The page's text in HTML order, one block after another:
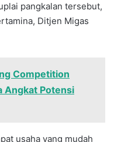
pangkalan tersebut,
Ditjen Migas
Competition
Angkat Potensi
usaha yang mudah